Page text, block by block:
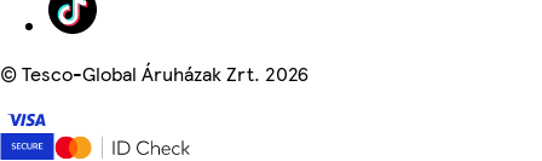
©Tesco-Global Áruházak Zrt. 2026